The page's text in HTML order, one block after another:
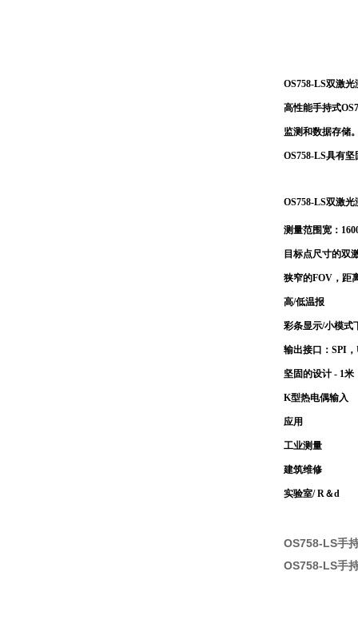
OS758-LS双激光
高性能手持式
监测和数据存储
OS758-LS具有
OS758-LS双激
测量范围宽：
目标点尺寸的双
狭窄的FOV，距
高/低温报
彩条显示/小模式
输出接口：SPI
坚固的设计 - 1米
K型热电偶输入
应用
工业测量
建筑维修
实验室/ R＆d
OS758-LS手
OS758-LS手